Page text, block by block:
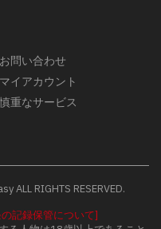
お問い合わせ
マイアカウント
慎重なサービス
ALL RIGHTS RESERVED.
記録保管について]